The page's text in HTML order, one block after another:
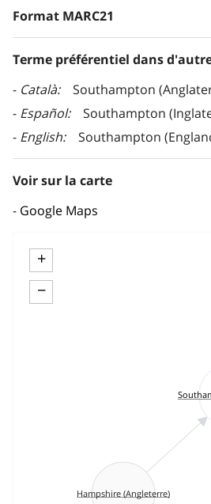
Format MARC21
Terme préférentiel dans
Català
Southampton
Español
Southampton
English
Southampton
Voir sur la carte
Google Maps
+
−
Hampshire (Angleterre)